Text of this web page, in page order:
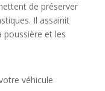
de préserver
Il assainit
poussière et les
véhicule